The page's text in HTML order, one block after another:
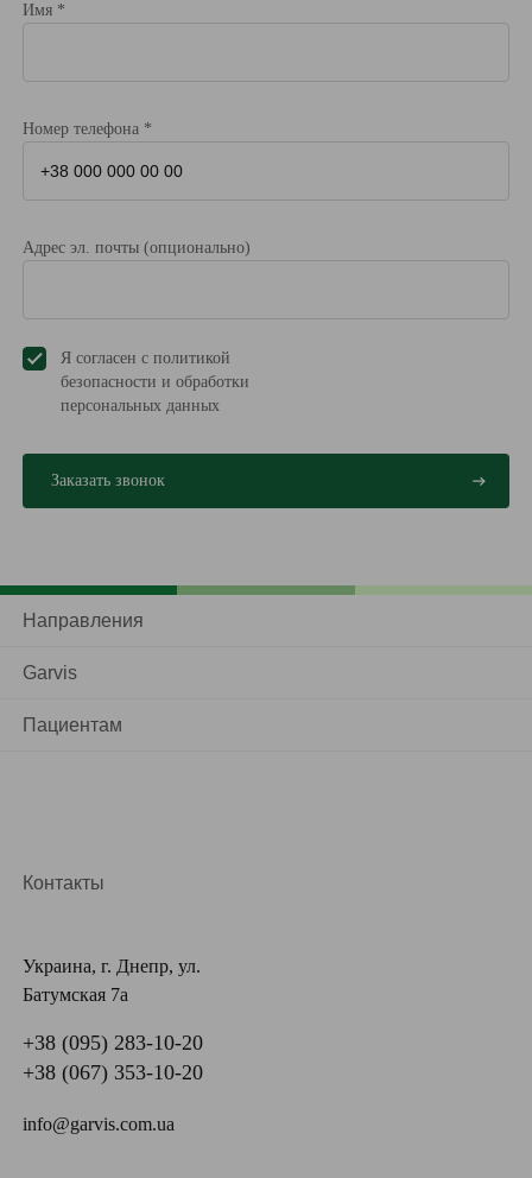
Имя *
Номер телефона *
Адрес эл. почты (опционально)
Я согласен с политикой
безопасности и обработки
персональных данных
Направления
Garvis
Пациентам
Контакты
Украина, г. Днепр, ул.
Батумская 7а
+38 (095) 283-10-20
+38 (067) 353-10-20
info@garvis.com.ua